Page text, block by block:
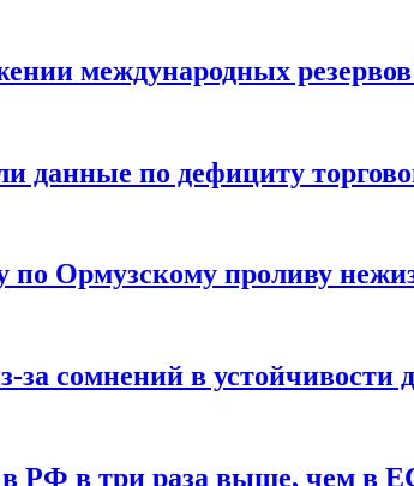
международных
данные по дефициту
Ормузскому проливу
за сомнений в устойчивости
в три раза выше, чем в